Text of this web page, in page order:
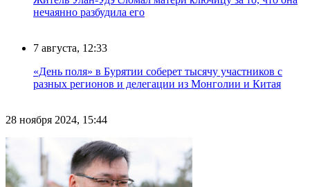
нечаянно разбудила его
7 августа, 12:33
«День поля» в Бурятии соберет тысячу участников с
разных регионов и делегации из Монголии и Китая
28 ноября 2024, 15:44